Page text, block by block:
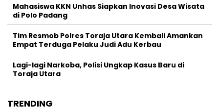
Mahasiswa KKN Unhas Siapkan Inovasi Desa Wisata
di Polo Padang
Tim Resmob Polres Toraja Utara Kembali Amankan
Empat Terduga Pelaku Judi Adu Kerbau
Lagi-lagi Narkoba, Polisi Ungkap Kasus Baru di
Toraja Utara
TRENDING